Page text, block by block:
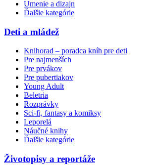
Umenie a dizajn
Ďalšie kategórie
Deti a mládež
Knihorad – poradca kníh pre deti
Pre najmenších
Pre prvákov
Pre pubertiakov
Young Adult
Beletria
Rozprávky
Sci-fi, fantasy a komiksy
Leporelá
Náučné knihy
Ďalšie kategórie
Životopisy a reportáže